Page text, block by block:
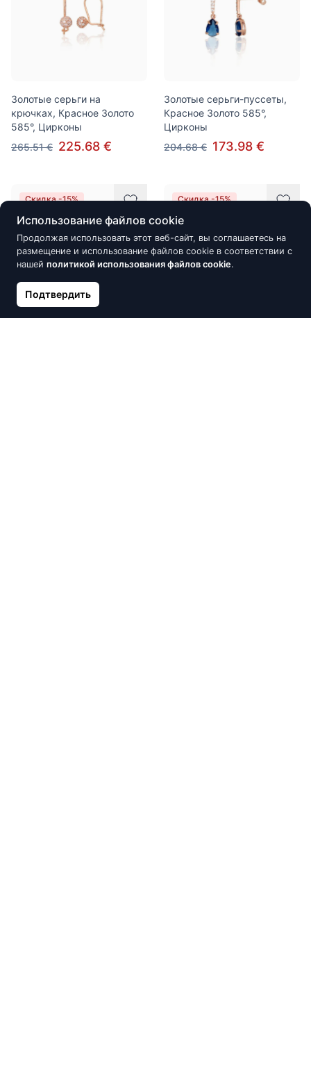
Золотые серьги на
крючках, Красное Золото
585°, Цирконы
265.51 € 225.68 €
Золотые серьги-пуссеты,
Красное Золото 585°,
Цирконы
204.68 € 173.98 €
Скидка -15% Скидка -15%
Использование файлов cookie
Продолжая использовать этот веб-сайт, вы соглашаетесь на
размещение и использование файлов cookie в соответствии с
нашей политикой использования файлов cookie.
Подтвердить